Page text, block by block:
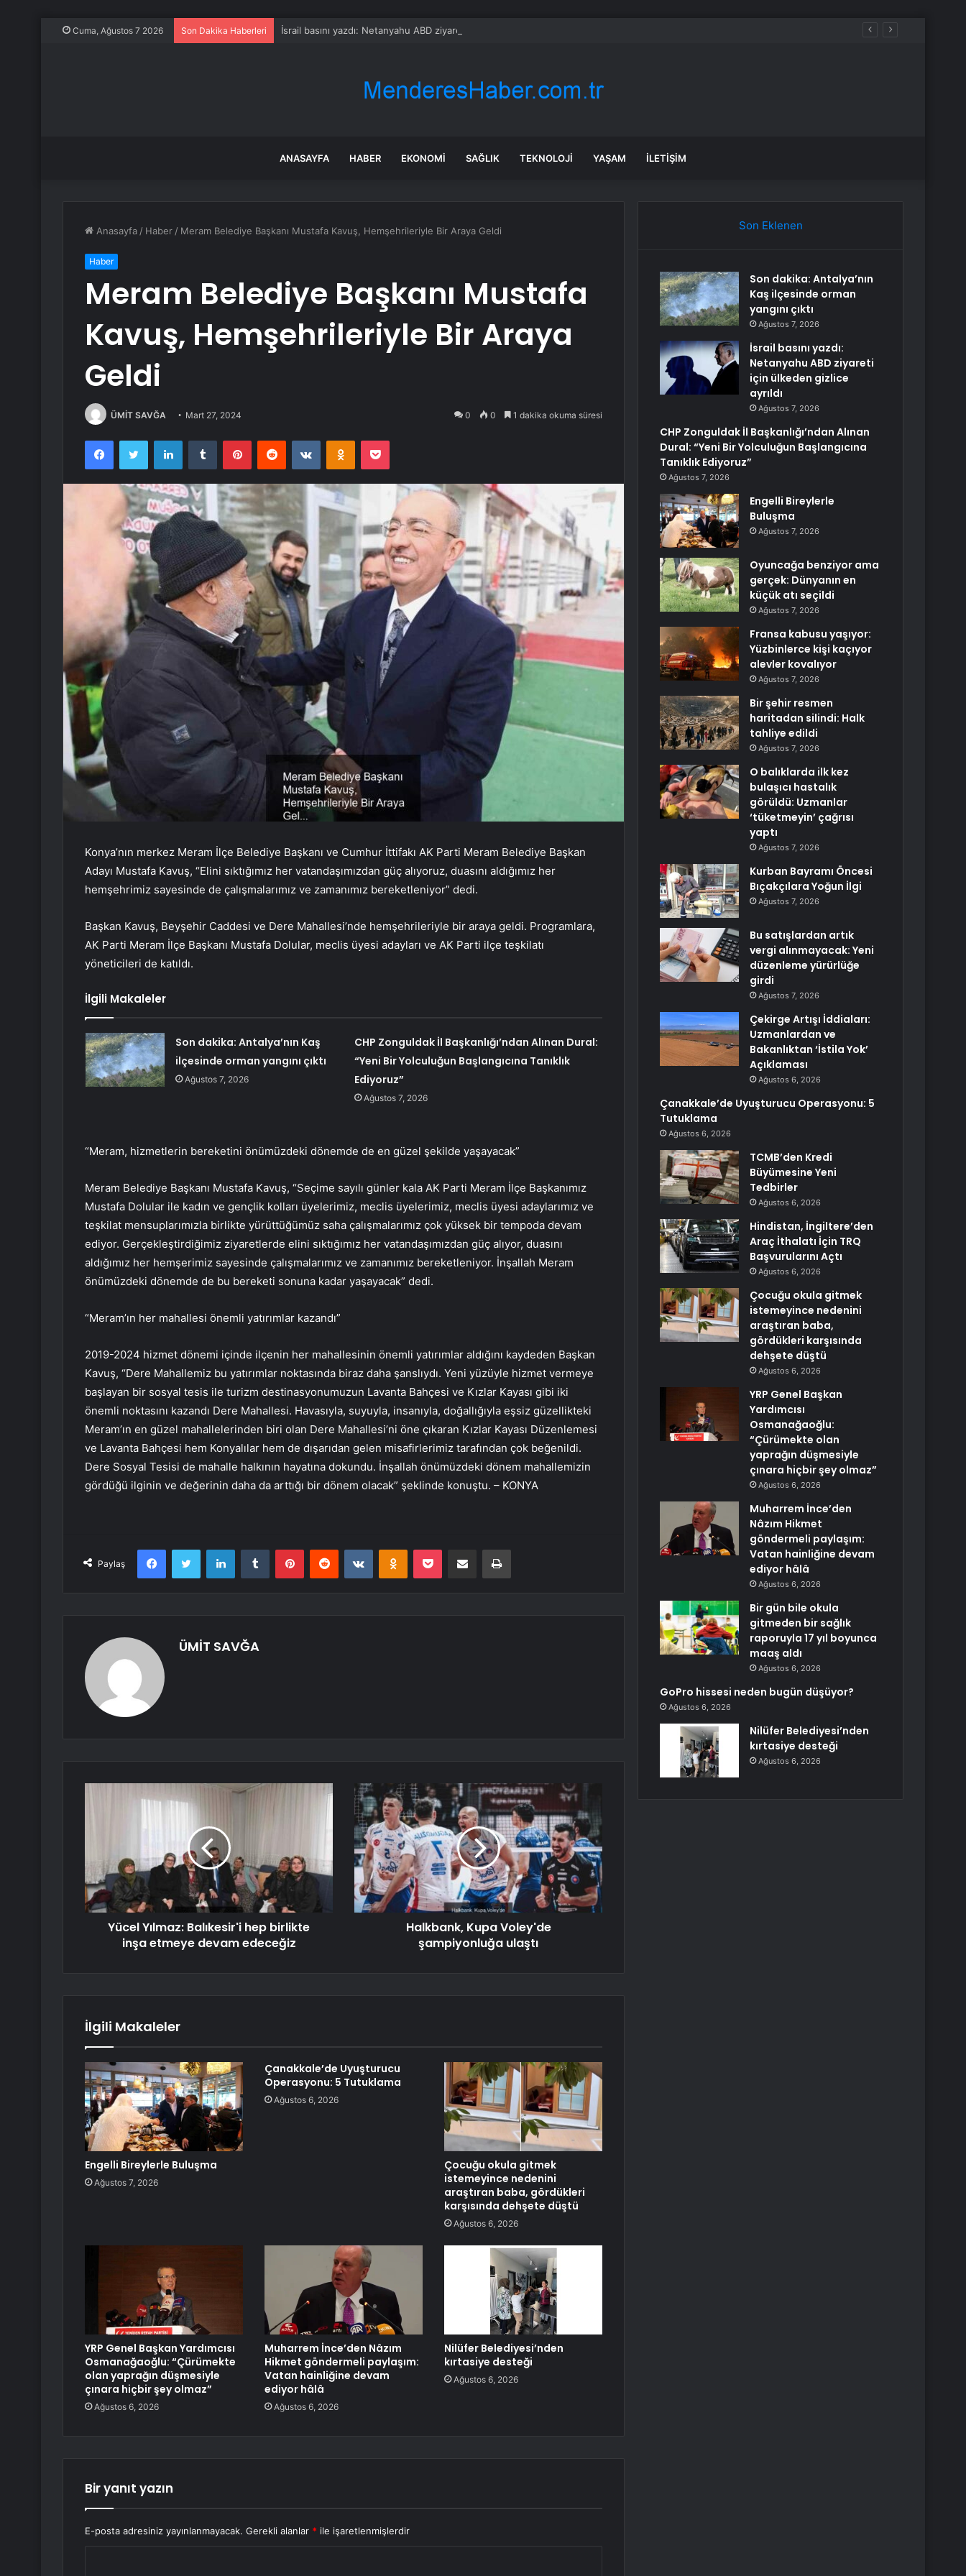
Cuma, Ağustos 7 2026 Son Dakika Haberleri İsrail basını yazdı: Netanyahu ABD ziyareti için ülkeden gizlice ayrıldı
ANASAYFA HABER EKONOMI SAĞLIK TEKNOLOJI YAŞAM İLETIŞIM
Anasayfa / Haber / Meram Belediye Başkanı Mustafa Kavuş, Hemşehrileriyle Bir Araya Geldi
Haber
Meram Belediye Başkanı Mustafa
Kavuş, Hemşehrileriyle Bir Araya
Geldi
ÜMİT SAVĞA Mart 27, 2024 0 0 1 dakika okuma süresi
FacebookTwitter LinkedInTumblr PinterestReddit VKontakteOdnoklassniki
Pocket
Konya’nın merkez Meram İlçe Belediye Başkanı ve Cumhur İttifakı AK Parti Meram Belediye Başkan
Adayı Mustafa Kavuş, “Elini sıktığımız her vatandaşımızdan güç alıyoruz, duasını aldığımız her
hemşehrimiz sayesinde de çalışmalarımız ve zamanımız bereketleniyor” dedi.
Başkan Kavuş, Beyşehir Caddesi ve Dere Mahallesi’nde hemşehrileriyle bir araya geldi. Programlara,
AK Parti Meram İlçe Başkanı Mustafa Dolular, meclis üyesi adayları ve AK Parti ilçe teşkilatı
yöneticileri de katıldı.
İlgili Makaleler
Son dakika: Antalya’nın Kaş
ilçesinde orman yangını çıktı
Ağustos 7, 2026
CHP Zonguldak İl Başkanlığı’ndan Alınan Dural:
“Yeni Bir Yolculuğun Başlangıcına Tanıklık
Ediyoruz”
Ağustos 7, 2026
“Meram, hizmetlerin bereketini önümüzdeki dönemde de en güzel şekilde yaşayacak”
Meram Belediye Başkanı Mustafa Kavuş, “Seçime sayılı günler kala AK Parti Meram İlçe Başkanımız
Mustafa Dolular ile kadın ve gençlik kolları üyelerimiz, meclis üyelerimiz, meclis üyesi adaylarımız ve
teşkilat mensuplarımızla birlikte yürüttüğümüz saha çalışmalarımız çok yüksek bir tempoda devam
ediyor. Gerçekleştirdiğimiz ziyaretlerde elini sıktığımız her vatandaşımızdan güç alıyor, duasını
aldığımız her hemşerimiz sayesinde çalışmalarımız ve zamanımız bereketleniyor. İnşallah Meram
önümüzdeki dönemde de bu bereketi sonuna kadar yaşayacak” dedi.
“Meram’ın her mahallesi önemli yatırımlar kazandı”
2019-2024 hizmet dönemi içinde ilçenin her mahallesinin önemli yatırımlar aldığını kaydeden Başkan
Kavuş, “Dere Mahallemiz bu yatırımlar noktasında biraz daha şanslıydı. Yeni yüzüyle hizmet vermeye
başlayan bir sosyal tesis ile turizm destinasyonumuzun Lavanta Bahçesi ve Kızlar Kayası gibi iki
önemli noktasını kazandı Dere Mahallesi. Havasıyla, suyuyla, insanıyla, doğallığıyla eşsiz güzellikteki
Meram’ın en güzel mahallelerinden biri olan Dere Mahallesi’ni öne çıkaran Kızlar Kayası Düzenlemesi
ve Lavanta Bahçesi hem Konyalılar hem de dışarıdan gelen misafirlerimiz tarafından çok beğenildi.
Dere Sosyal Tesisi de mahalle halkının hayatına dokundu. İnşallah önümüzdeki dönem mahallemizin
gördüğü ilginin ve değerinin daha da arttığı bir dönem olacak” şeklinde konuştu. – KONYA
Paylaş
FacebookTwitter LinkedInTumblr PinterestReddit VKontakteOdnoklassniki
Pocket E-Posta ile paylaş Yazdır
ÜMİT SAVĞA
Yücel Yılmaz: Balıkesir'i hep birlikte
inşa etmeye devam edeceğiz
Halkbank, Kupa Voley'de
şampiyonluğa ulaştı
İlgili Makaleler
Engelli Bireylerle Buluşma
Ağustos 7, 2026
Çanakkale’de Uyuşturucu
Operasyonu: 5 Tutuklama
Ağustos 6, 2026
Çocuğu okula gitmek
istemeyince nedenini
araştıran baba, gördükleri
karşısında dehşete düştü
Ağustos 6, 2026
YRP Genel Başkan Yardımcısı
Osmanağaoğlu: “Çürümekte
olan yaprağın düşmesiyle
çınara hiçbir şey olmaz”
Ağustos 6, 2026
Muharrem İnce’den Nâzım
Hikmet göndermeli paylaşım:
Vatan hainliğine devam
ediyor hâlâ
Ağustos 6, 2026
Nilüfer Belediyesi’nden
kırtasiye desteği
Ağustos 6, 2026
Bir yanıt yazın
E-posta adresiniz yayınlanmayacak. Gerekli alanlar * ile işaretlenmişlerdir
Son Eklenen
Son dakika: Antalya’nın
Kaş ilçesinde orman
yangını çıktı
Ağustos 7, 2026
İsrail basını yazdı:
Netanyahu ABD ziyareti
için ülkeden gizlice
ayrıldı
Ağustos 7, 2026
CHP Zonguldak İl Başkanlığı’ndan Alınan
Dural: “Yeni Bir Yolculuğun Başlangıcına
Tanıklık Ediyoruz”
Ağustos 7, 2026
Engelli Bireylerle
Buluşma
Ağustos 7, 2026
Oyuncağa benziyor ama
gerçek: Dünyanın en
küçük atı seçildi
Ağustos 7, 2026
Fransa kabusu yaşıyor:
Yüzbinlerce kişi kaçıyor
alevler kovalıyor
Ağustos 7, 2026
Bir şehir resmen
haritadan silindi: Halk
tahliye edildi
Ağustos 7, 2026
O balıklarda ilk kez
bulaşıcı hastalık
görüldü: Uzmanlar
‘tüketmeyin’ çağrısı
yaptı
Ağustos 7, 2026
Kurban Bayramı Öncesi
Bıçakçılara Yoğun İlgi
Ağustos 7, 2026
Bu satışlardan artık
vergi alınmayacak: Yeni
düzenleme yürürlüğe
girdi
Ağustos 7, 2026
Çekirge Artışı İddiaları:
Uzmanlardan ve
Bakanlıktan ‘İstila Yok’
Açıklaması
Ağustos 6, 2026
Çanakkale’de Uyuşturucu Operasyonu: 5
Tutuklama
Ağustos 6, 2026
TCMB’den Kredi
Büyümesine Yeni
Tedbirler
Ağustos 6, 2026
Hindistan, İngiltere’den
Araç İthalatı İçin TRQ
Başvurularını Açtı
Ağustos 6, 2026
Çocuğu okula gitmek
istemeyince nedenini
araştıran baba,
gördükleri karşısında
dehşete düştü
Ağustos 6, 2026
YRP Genel Başkan
Yardımcısı
Osmanağaoğlu:
“Çürümekte olan
yaprağın düşmesiyle
çınara hiçbir şey olmaz”
Ağustos 6, 2026
Muharrem İnce’den
Nâzım Hikmet
göndermeli paylaşım:
Vatan hainliğine devam
ediyor hâlâ
Ağustos 6, 2026
Bir gün bile okula
gitmeden bir sağlık
raporuyla 17 yıl boyunca
maaş aldı
Ağustos 6, 2026
GoPro hissesi neden bugün düşüyor?
Ağustos 6, 2026
Nilüfer Belediyesi’nden
kırtasiye desteği
Ağustos 6, 2026